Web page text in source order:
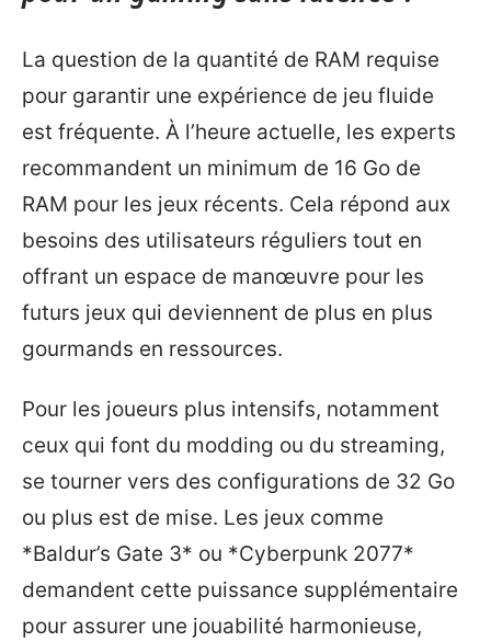
La question de la quantité de RAM requise
pour garantir une expérience de jeu fluide
est fréquente. À l’heure actuelle, les experts
recommandent un minimum de 16 Go de
RAM pour les jeux récents. Cela répond aux
besoins des utilisateurs réguliers tout en
offrant un espace de manœuvre pour les
futurs jeux qui deviennent de plus en plus
gourmands en ressources.
Pour les joueurs plus intensifs, notamment
ceux qui font du modding ou du streaming,
se tourner vers des configurations de 32 Go
ou plus est de mise. Les jeux comme
*Baldur’s Gate 3* ou *Cyberpunk 2077*
demandent cette puissance supplémentaire
pour assurer une jouabilité harmonieuse,